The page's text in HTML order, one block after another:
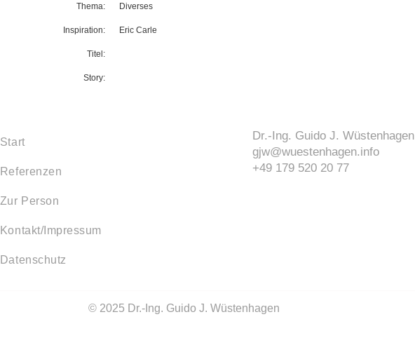
Thema:
Inspiration:
Titel:
Story:
Diverses
Eric Carle
Start
Referenzen
Zur Person
Kontakt/Impressum
Datenschutz
Dr.-Ing. Guido J. Wüstenhagen
gjw@wuestenhagen.info
+49 179 520 20 77
© 2025 Dr.-Ing. Guido J. Wüstenhagen